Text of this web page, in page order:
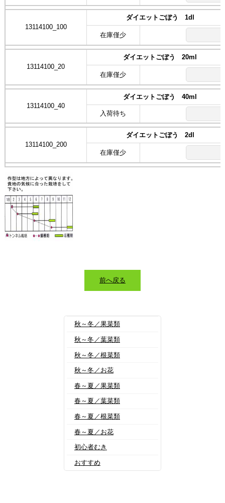
13114100_100
ダイエットごぼう 1dl
在庫僅少
13114100_20
ダイエットごぼう 20ml
在庫僅少
13114100_40
ダイエットごぼう 40ml
入荷待ち
13114100_200
ダイエットごぼう 2dl
在庫僅少
前へ戻る
秋～冬／果菜類
秋～冬／葉菜類
秋～冬／根菜類
秋～冬／お花
春～夏／果菜類
春～夏／葉菜類
春～夏／根菜類
春～夏／お花
初心者むき
おすすめ